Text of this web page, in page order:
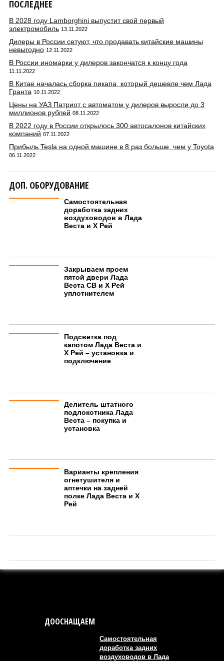
ПОСЛЕДНЕЕ
В 2028 году Lamborghini выпустит свой первый
электромобиль 13.11.2022
Дилеры в России сетуют, что продавать китайские машины
невыгодно 12.11.2022
В России иномарки у дилеров закончатся к концу года
11.11.2022
В Китае началась сборка пикапа, который дешевле чем Лада
Гранта 10.11.2022
Цены на УАЗ Патриот с автоматом у дилеров выросли до 3
миллионов рублей 08.11.2022
В 2022 году в России открылось 300 автосалонов китайских
компаний 07.11.2022
Прибыль Tesla на одной машине в 8 раз больше, чем у Toyota
06.11.2022
ДОП. ОБОРУДОВАНИЕ
Самостоятельная
доработка задних
воздуховодов в Лада
Веста и Х Рей
Закрываем проем
пятой двери Лада
Веста СВ и Х Рей
уплотнителем
Подсветка под
капотом Лада Веста и
Х Рей – установка и
подключение
Делитель штатного
подлокотника Лада
Веста – покупка и
установка
Варианты крепления
огнетушителя и
аптечки на задней
полке Лада Веста и Х
Рей
ДООСНАЩАЕМ
Самостоятельная
доработка задних
воздуховодов в Лада